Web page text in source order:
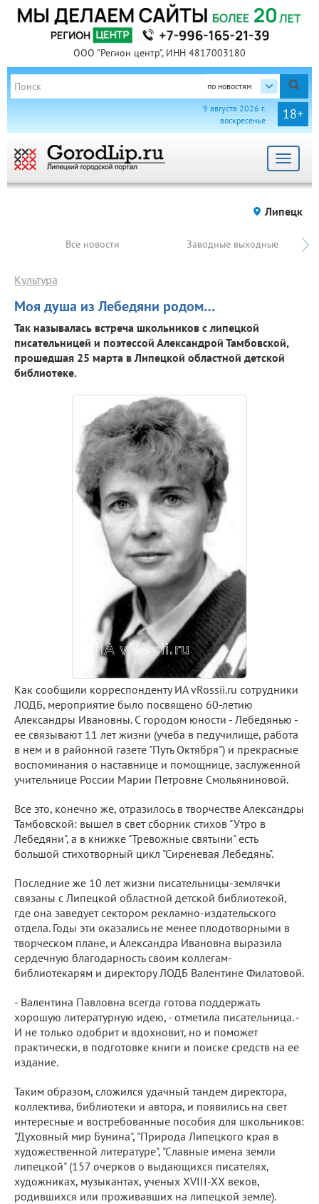
ООО "Регион центр", ИНН 4817003180
по новостям
18+
9 августа 2026 г.
воскресенье
Toggle
Липецк
Все новости Заводные выходные
Моя душа из Лебедяни родом…
Культура
Так называлась встреча школьников с липецкой
писательницей и поэтессой Александрой Тамбовской,
прошедшая 25 марта в Липецкой областной детской
библиотеке.
Как сообщили корреспонденту ИА vRossii.ru сотрудники
ЛОДБ, мероприятие было посвящено 60-летию
Александры Ивановны. С городом юности - Лебедянью -
ее связывают 11 лет жизни (учеба в педучилище, работа
в нем и в районной газете "Путь Октября") и прекрасные
воспоминания о наставнице и помощнице, заслуженной
учительнице России Марии Петровне Смольяниновой.
Все это, конечно же, отразилось в творчестве Александры
Тамбовской: вышел в свет сборник стихов "Утро в
Лебедяни", а в книжке "Тревожные святыни" есть
большой стихотворный цикл "Сиреневая Лебедянь".
Последние же 10 лет жизни писательницы-землячки
связаны с Липецкой областной детской библиотекой,
где она заведует сектором рекламно-издательского
отдела. Годы эти оказались не менее плодотворными в
творческом плане, и Александра Ивановна выразила
сердечную благодарность своим коллегам-
библиотекарям и директору ЛОДБ Валентине Филатовой.
- Валентина Павловна всегда готова поддержать
хорошую литературную идею, - отметила писательница. -
И не только одобрит и вдохновит, но и поможет
практически, в подготовке книги и поиске средств на ее
издание.
Таким образом, сложился удачный тандем директора,
коллектива, библиотеки и автора, и появились на свет
интересные и востребованные пособия для школьников:
"Духовный мир Бунина", "Природа Липецкого края в
художественной литературе", "Славные имена земли
липецкой" (157 очерков о выдающихся писателях,
художниках, музыкантах, ученых XVIII-XX веков,
родившихся или проживавших на липецкой земле).